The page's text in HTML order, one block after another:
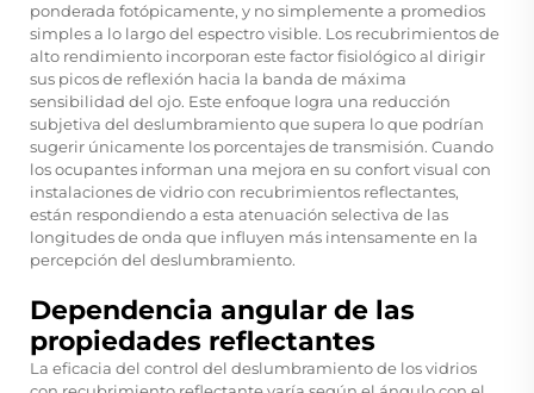
ponderada fotópicamente, y no simplemente a promedios
simples a lo largo del espectro visible. Los recubrimientos de
alto rendimiento incorporan este factor fisiológico al dirigir
sus picos de reflexión hacia la banda de máxima
sensibilidad del ojo. Este enfoque logra una reducción
subjetiva del deslumbramiento que supera lo que podrían
sugerir únicamente los porcentajes de transmisión. Cuando
los ocupantes informan una mejora en su confort visual con
instalaciones de vidrio con recubrimientos reflectantes,
están respondiendo a esta atenuación selectiva de las
longitudes de onda que influyen más intensamente en la
percepción del deslumbramiento.
Dependencia angular de las
propiedades reflectantes
La eficacia del control del deslumbramiento de los vidrios